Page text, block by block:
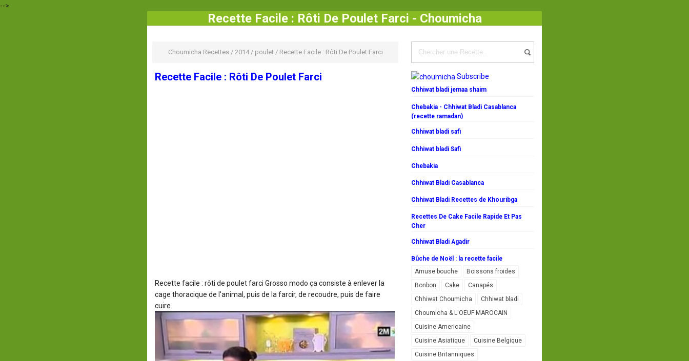
-->
Recette Facile : Rôti De Poulet Farci - Choumicha
Choumicha Recettes/ 2014/ poulet/ Recette Facile : Rôti De Poulet Farci
Recette Facile : Rôti De Poulet Farci
Recette facile : rôti de poulet farci Grosso modo ça consiste à enlever la
cage thoracique de l'animal, puis de la farcir, de recoudre, puis de faire
cuire.
Subscribe
Chhiwat bladi jemaa shaim
Chebakia - Chhiwat Bladi Casablanca
(recette ramadan)
Chhiwat bladi safi
Chhiwat bladi Safi
Chebakia
Chhiwat Bladi Casablanca
Chhiwat Bladi Recettes de Khouribga
Recettes De Cake Facile Rapide Et Pas
Cher
Chhiwat Bladi Agadir
Bûche de Noël : la recette facile
Amuse bouche
Boissons froides
Bonbon
Cake
Canapés
Chhiwat Choumicha
Chhiwat bladi
Choumicha & L'OEUF MAROCAIN
Cuisine Americaine
Cuisine Asiatique
Cuisine Belgique
Cuisine Britanniques